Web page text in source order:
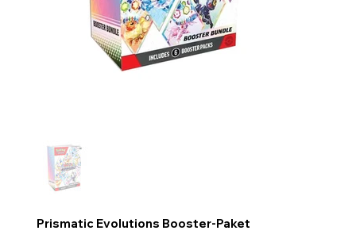
Prismatic Evolutions Booster-Paket